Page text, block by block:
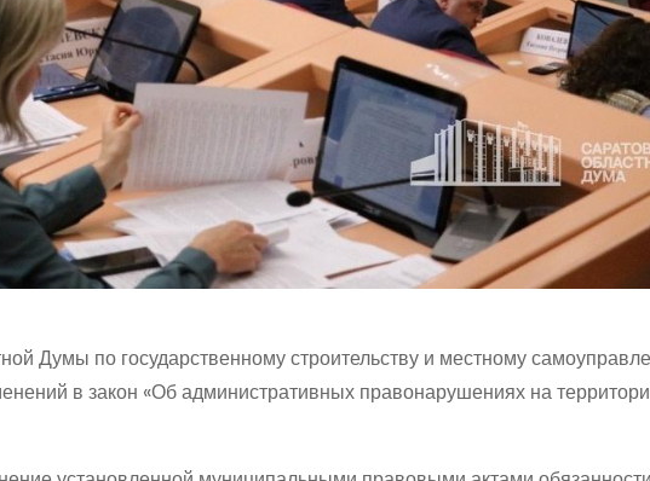
Думы по государственному строительству и местному
в закон «Об административных правонарушениях на